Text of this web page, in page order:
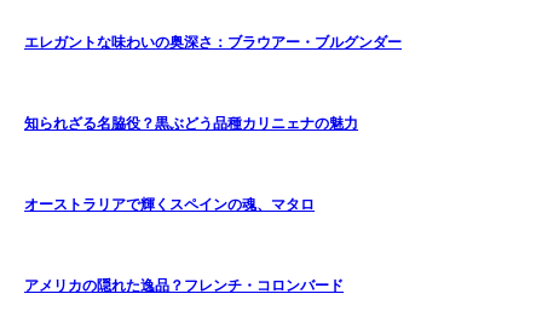
エレガントな味わいの奥深さ：ブラウアー・ブルグンダー
知られざる名脇役？黒ぶどう品種カリニェナの魅力
オーストラリアで輝くスペインの魂、マタロ
アメリカの隠れた逸品？フレンチ・コロンバード